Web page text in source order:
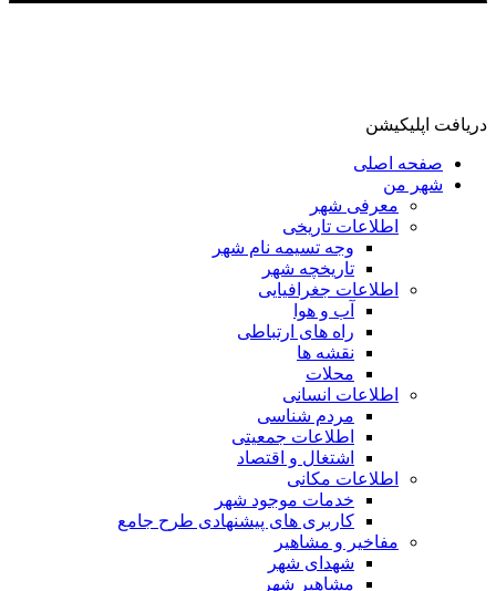
دریافت اپلیکیشن
صفحه اصلی
شهر من
معرفی شهر
اطلاعات تاریخی
وجه تسیمه نام شهر
تاریخچه شهر
اطلاعات جغرافیایی
آب و هوا
راه های ارتباطی
نقشه ها
محلات
اطلاعات انسانی
مردم شناسی
اطلاعات جمعیتی
اشتغال و اقتصاد
اطلاعات مکانی
خدمات موجود شهر
کاربری های پیشنهادی طرح جامع
مفاخیر و مشاهیر
شهدای شهر
مشاهیر شهر